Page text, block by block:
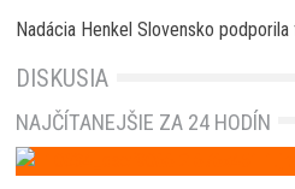
Nadácia Henkel Slovensko
DISKUSIA
NAJČÍTANEJŠIE ZA 24 HODÍN